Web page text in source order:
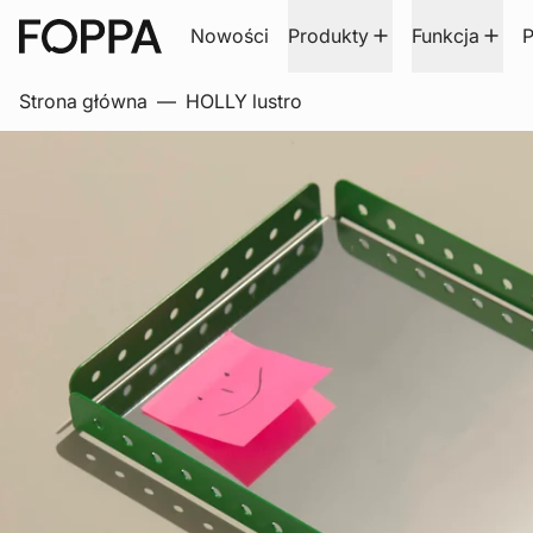
Nowości Produkty Funkcja
Strona główna — HOLLY lustro